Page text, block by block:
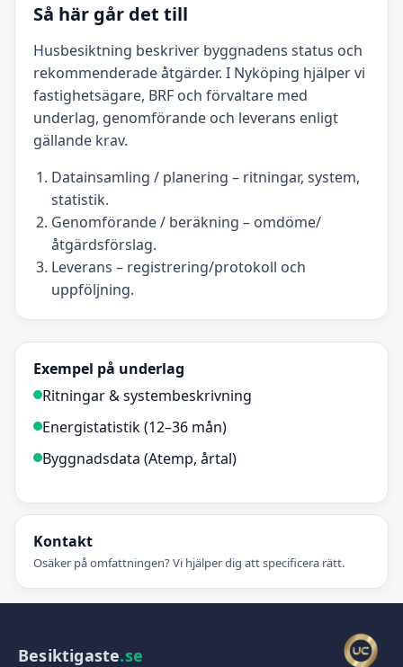
Så här går det till
Husbesiktning beskriver byggnadens status och
rekommenderade åtgärder. I Nyköping hjälper vi
fastighetsägare, BRF och förvaltare med
underlag, genomförande och leverans enligt
gällande krav.
Datainsamling / planering – ritningar, system,
statistik.
Genomförande / beräkning – omdöme/
åtgärdsförslag.
Leverans – registrering/protokoll och
uppföljning.
Exempel på underlag
Ritningar & systembeskrivning
Energistatistik (12–36 mån)
Byggnadsdata (Atemp, årtal)
Kontakt
Osäker på omfattningen? Vi hjälper dig att specificera rätt.
Besiktigaste.se